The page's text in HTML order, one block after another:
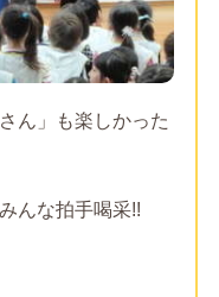
ん」も楽しかった
んな拍手喝采!!